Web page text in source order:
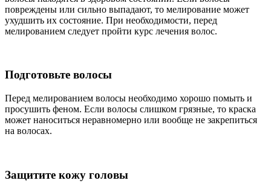
повреждены или сильно выпадают, то мелирование может
ухудшить их состояние. При необходимости, перед
мелированием следует пройти курс лечения волос.
Подготовьте волосы
Перед мелированием волосы необходимо хорошо помыть и
просушить феном. Если волосы слишком грязные, то краска
может наноситься неравномерно или вообще не закрепиться
на волосах.
Защитите кожу головы